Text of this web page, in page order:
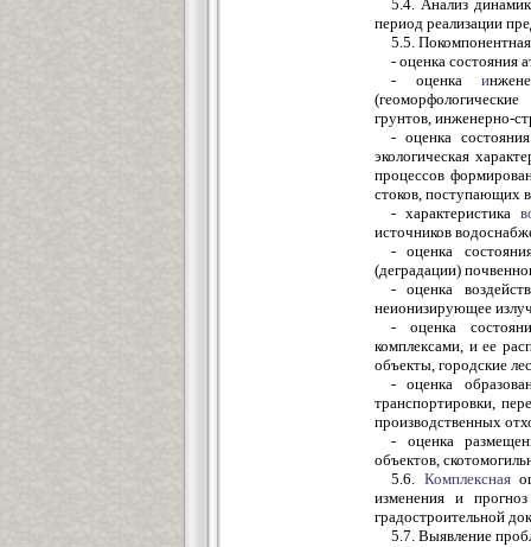
5.4. Анализ
период реализации
5.5.
- оценка состояния
- оценкаи
грунтов, инженерно-
- оценка
экологическая
процессов
стоков, поступающих
- характеристика
источников
- оценка
(деградации)
- оценка
неионизирующее
- оценка
комплексами, и ее
объекты, городские
- оценка
транспортировки,
производственных
- оценка
объектов,
5.6. Комплексная
изменения и
градостроительной
5.7. Выявление